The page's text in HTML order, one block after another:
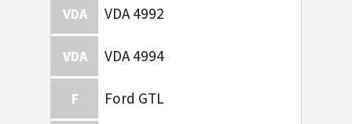
VDA VDA 4992
VDA VDA 4994
F Ford GTL